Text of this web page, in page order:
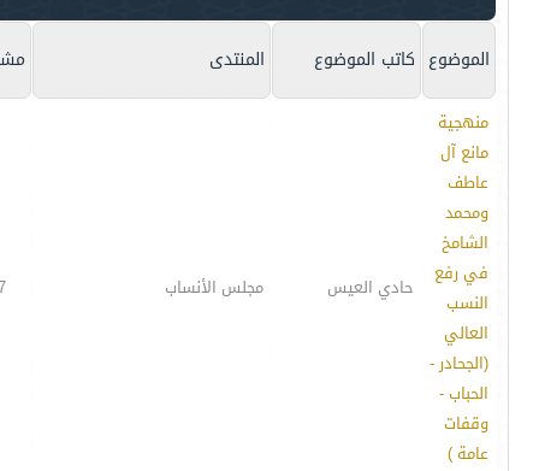
الموضوع كاتب الموضوع المنتدى
منهجية
مانع آل
عاطف
ومحمد
الشامخ
في رفع
النسب
العالي
(الجحادر -
الحباب -
وقفات
عامة )
حادي العيس مجلس الأنساب